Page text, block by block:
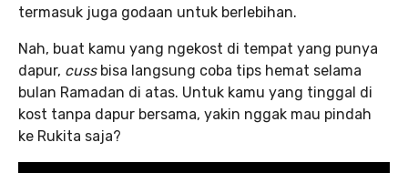
termasuk juga godaan untuk berlebihan.
Nah, buat kamu yang ngekost di tempat yang punya
dapur, cussbisa langsung coba tips hemat selama
bulan Ramadan di atas. Untuk kamu yang tinggal di
kost tanpa dapur bersama, yakin nggak mau pindah
ke Rukita saja?